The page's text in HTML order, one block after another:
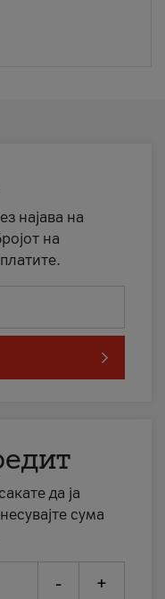
најава на
на
да ја
сума
- +